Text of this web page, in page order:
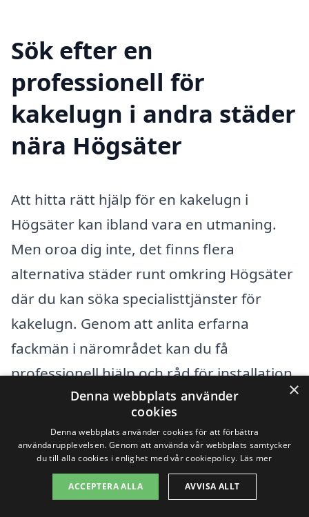
Sök efter en
professionell för
kakelugn i andra städer
nära Högsäter
Att hitta rätt hjälp för en kakelugn i
Högsäter kan ibland vara en utmaning.
Men oroa dig inte, det finns flera
alternativa städer runt omkring Högsäter
där du kan söka specialisttjänster för
kakelugn. Genom att anlita erfarna
fackmän i närområdet kan du få
professionell hjälp och råd för installation
och underhåll av din kakelugn.
Några av de kringliggande städer du kan
överväga att kontakta är:
×
Denna webbplats använder
cookies
Denna webbplats använder cookies för att förbättra
användarupplevelsen. Genom att använda vår webbplats samtycker
du till alla cookies i enlighet med vår cookiepolicy. Läs mer
ACCEPTERA ALLA AVVISA ALLT